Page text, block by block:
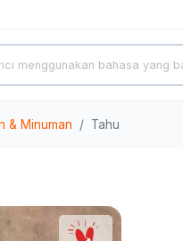
& Minuman Tahu